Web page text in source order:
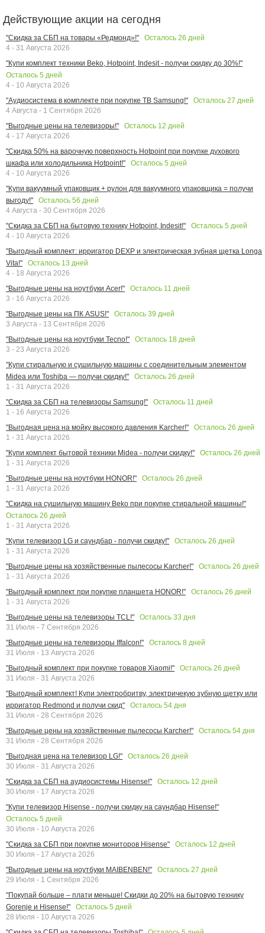
Действующие акции на сегодня
"Скидка за СБП на товары «Редмонд»!" Осталось 26 дней
4 - 31 Августа 2026
"Купи комплект техники Beko, Hotpoint, Indesit - получи скидку до 30%!"
Осталось 5 дней
4 - 10 Августа 2026
"Аудиосистема в комплекте при покупке ТВ Samsung!"
Осталось 27 дней
4 Августа - 1 Сентября 2026
"Выгодные цены на телевизоры!"
Осталось 12 дней
4 - 17 Августа 2026
"Скидка 50% на варочную поверхность Hotpoint при покупке духового
шкафа или холодильника Hotpoint!"
Осталось 5 дней
4 - 10 Августа 2026
"Купи вакуумный упаковщик + рулон для вакуумного упаковщика = получи
выгоду!"
Осталось 56 дней
4 Августа - 30 Сентября 2026
"Скидка за СБП на бытовую технику Hotpoint, Indesit!"
Осталось 5 дней
4 - 10 Августа 2026
"Выгодный комплект: ирригатор DEXP и электрическая зубная щетка Longa
Vita!"
Осталось 13 дней
4 - 18 Августа 2026
"Выгодные цены на ноутбуки Acer!"
Осталось 11 дней
3 - 16 Августа 2026
"Выгодные цены на ПК ASUS!"
Осталось 39 дней
3 Августа - 13 Сентября 2026
"Выгодные цены на ноутбуки Tecno!"
Осталось 18 дней
3 - 23 Августа 2026
"Купи стиральную и сушильную машины с соединительным элементом
Midea или Toshiba — получи скидку!"
Осталось 26 дней
1 - 31 Августа 2026
"Скидка за СБП на телевизоры Samsung!"
Осталось 11 дней
1 - 16 Августа 2026
"Выгодная цена на мойку высокого давления Karcher!"
Осталось 26 дней
1 - 31 Августа 2026
"Купи комплект бытовой техники Midea - получи скидку!"
Осталось 26 дней
1 - 31 Августа 2026
"Выгодные цены на ноутбуки HONOR!"
Осталось 26 дней
1 - 31 Августа 2026
"Скидка на сушильную машину Beko при покупке стиральной машины!"
Осталось 26 дней
1 - 31 Августа 2026
"Купи телевизор LG и саундбар - получи скидку!"
Осталось 26 дней
1 - 31 Августа 2026
"Выгодные цены на хозяйственные пылесосы Karcher!"
Осталось 26 дней
1 - 31 Августа 2026
"Выгодный комплект при покупке планшета HONOR!"
Осталось 26 дней
1 - 31 Августа 2026
"Выгодные цены на телевизоры TCL!"
Осталось 33 дня
31 Июля - 7 Сентября 2026
"Выгодные цены на телевизоры Iffalcon!"
Осталось 8 дней
31 Июля - 13 Августа 2026
"Выгодный комплект при покупке товаров Xiaomi!"
Осталось 26 дней
31 Июля - 31 Августа 2026
"Выгодный комплект! Купи электробритву, электричекую зубную щетку или
ирригатор Redmond и получи скид"
Осталось 54 дня
31 Июля - 28 Сентября 2026
"Выгодные цены на хозяйственные пылесосы Karcher!"
Осталось 54 дня
31 Июля - 28 Сентября 2026
"Выгодная цена на телевизор LG!"
Осталось 26 дней
30 Июля - 31 Августа 2026
"Скидка за СБП на аудиосистемы Hisense!"
Осталось 12 дней
30 Июля - 17 Августа 2026
"Купи телевизор Hisense - получи скидку на саундбар Hisense!"
Осталось 5 дней
30 Июля - 10 Августа 2026
"Скидка за СБП при покупке мониторов Hisense"
Осталось 12 дней
30 Июля - 17 Августа 2026
"Выгодные цены на ноутбуки MAIBENBEN!"
Осталось 27 дней
29 Июля - 1 Сентября 2026
"Покупай больше – плати меньше! Скидки до 20% на бытовую технику
Gorenje и Hisense!"
Осталось 5 дней
28 Июля - 10 Августа 2026